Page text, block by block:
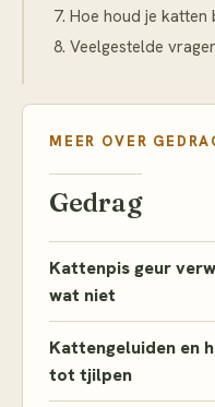
Hoe houd je katten
Veelgestelde
MEER OVER
Gedrag
Kattenpis geur
wat niet
Kattengeluiden en
tot tjilpen